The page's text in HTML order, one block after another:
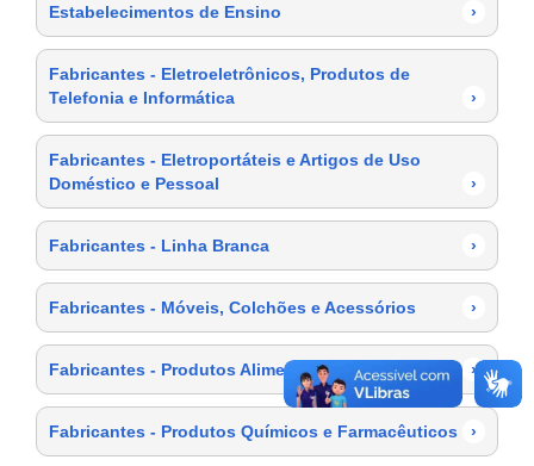
Estabelecimentos de Ensino ›
Fabricantes - Eletroeletrônicos, Produtos de
Telefonia e Informática
›
Fabricantes - Eletroportáteis e Artigos de Uso
Doméstico e Pessoal
›
Fabricantes - Linha Branca ›
Fabricantes - Móveis, Colchões e Acessórios ›
Fabricantes - Produtos Alimentícios ›
Fabricantes - Produtos Químicos e Farmacêuticos ›